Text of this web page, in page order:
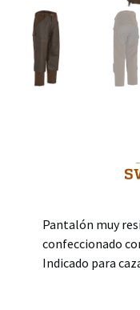
Pantalón muy
confeccionado
Indicado para